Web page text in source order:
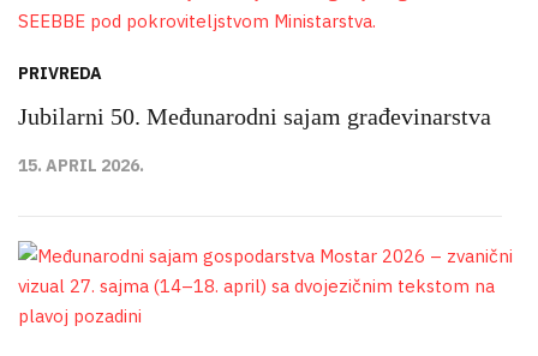
PRIVREDA
Jubilarni 50. Međunarodni sajam građevinarstva
15. APRIL 2026.